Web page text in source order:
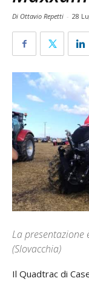
Di Ottavio Repetti - 28
La presentazione
(Slovacchia)
Il Quadtrac di